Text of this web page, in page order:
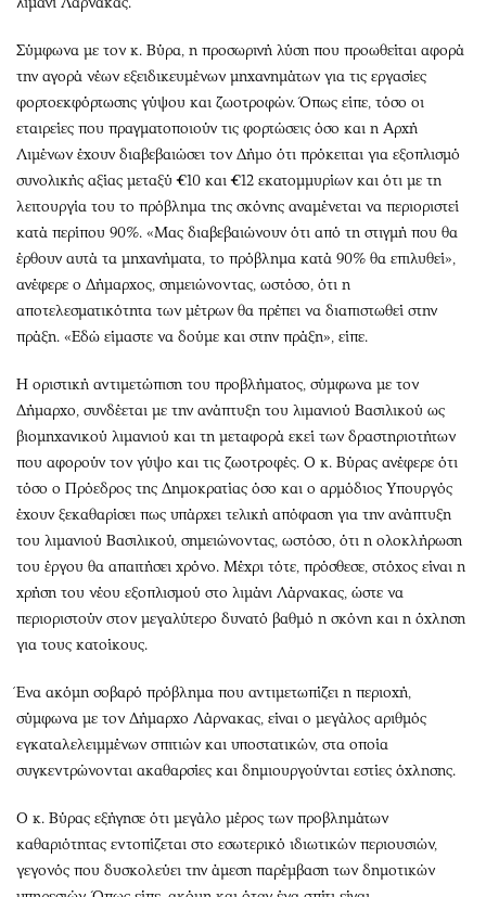
Σύμφωνα με τον κ. Βύρα, η προσωρινή λύση που προωθείται αφορά
την αγορά νέων εξειδικευμένων μηχανημάτων για τις εργασίες
φορτοεκφόρτωσης γύψου και ζωοτροφών. Όπως είπε, τόσο οι
εταιρείες που πραγματοποιούν τις φορτώσεις όσο και η Αρχή
Λιμένων έχουν διαβεβαιώσει τον Δήμο ότι πρόκειται για εξοπλισμό
συνολικής αξίας μεταξύ €10 και €12 εκατομμυρίων και ότι με τη
λειτουργία του το πρόβλημα της σκόνης αναμένεται να περιοριστεί
κατά περίπου 90%. «Μας διαβεβαιώνουν ότι από τη στιγμή που θα
έρθουν αυτά τα μηχανήματα, το πρόβλημα κατά 90% θα επιλυθεί»,
ανέφερε ο Δήμαρχος, σημειώνοντας, ωστόσο, ότι η
αποτελεσματικότητα των μέτρων θα πρέπει να διαπιστωθεί στην
πράξη. «Εδώ είμαστε να δούμε και στην πράξη», είπε.
Η οριστική αντιμετώπιση του προβλήματος, σύμφωνα με τον
Δήμαρχο, συνδέεται με την ανάπτυξη του λιμανιού Βασιλικού ως
βιομηχανικού λιμανιού και τη μεταφορά εκεί των δραστηριοτήτων
που αφορούν τον γύψο και τις ζωοτροφές. Ο κ. Βύρας ανέφερε ότι
τόσο ο Πρόεδρος της Δημοκρατίας όσο και ο αρμόδιος Υπουργός
έχουν ξεκαθαρίσει πως υπάρχει τελική απόφαση για την ανάπτυξη
του λιμανιού Βασιλικού, σημειώνοντας, ωστόσο, ότι η ολοκλήρωση
του έργου θα απαιτήσει χρόνο. Μέχρι τότε, πρόσθεσε, στόχος είναι η
χρήση του νέου εξοπλισμού στο λιμάνι Λάρνακας, ώστε να
περιοριστούν στον μεγαλύτερο δυνατό βαθμό η σκόνη και η όχληση
για τους κατοίκους.
Ένα ακόμη σοβαρό πρόβλημα που αντιμετωπίζει η περιοχή,
σύμφωνα με τον Δήμαρχο Λάρνακας, είναι ο μεγάλος αριθμός
εγκαταλελειμμένων σπιτιών και υποστατικών, στα οποία
συγκεντρώνονται ακαθαρσίες και δημιουργούνται εστίες όχλησης.
Ο κ. Βύρας εξήγησε ότι μεγάλο μέρος των προβλημάτων
καθαριότητας εντοπίζεται στο εσωτερικό ιδιωτικών περιουσιών,
γεγονός που δυσκολεύει την άμεση παρέμβαση των δημοτικών